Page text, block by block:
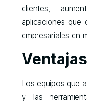
clientes,
aplicaciones que
empresariales en
Los equipos que
y las